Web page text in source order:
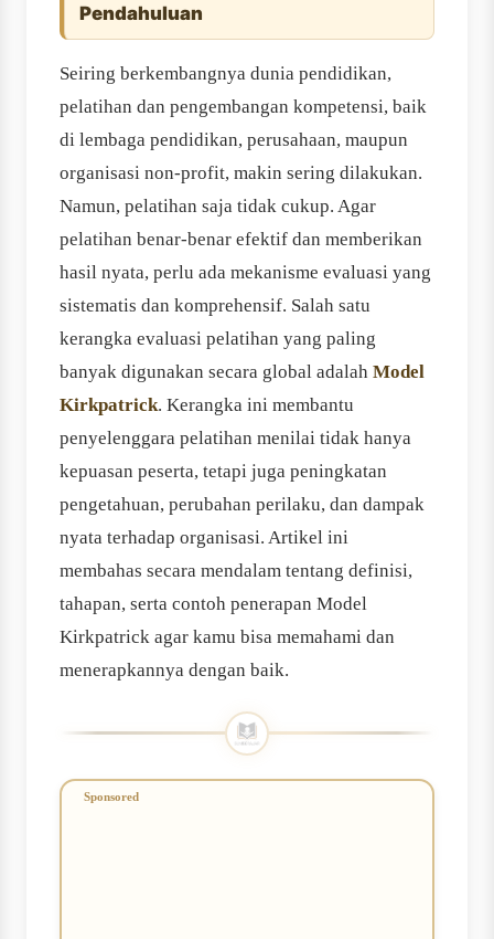
Pendahuluan
Seiring berkembangnya dunia pendidikan,
pelatihan dan pengembangan kompetensi, baik
di lembaga pendidikan, perusahaan, maupun
organisasi non-profit, makin sering dilakukan.
Namun, pelatihan saja tidak cukup. Agar
pelatihan benar-benar efektif dan memberikan
hasil nyata, perlu ada mekanisme evaluasi yang
sistematis dan komprehensif. Salah satu
kerangka evaluasi pelatihan yang paling
banyak digunakan secara global adalah Model
Kirkpatrick. Kerangka ini membantu
penyelenggara pelatihan menilai tidak hanya
kepuasan peserta, tetapi juga peningkatan
pengetahuan, perubahan perilaku, dan dampak
nyata terhadap organisasi. Artikel ini
membahas secara mendalam tentang definisi,
tahapan, serta contoh penerapan Model
Kirkpatrick agar kamu bisa memahami dan
menerapkannya dengan baik.